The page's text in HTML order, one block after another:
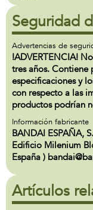
Seguridad
Advertencias de
!ADVERTENCIA!
tres años. Contiene
especificaciones y
con respecto a las
productos podrían
Información fabricante
BANDAI ESPAÑA,
Edificio Milenium
España )
Artículos